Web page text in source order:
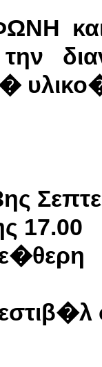
17.00